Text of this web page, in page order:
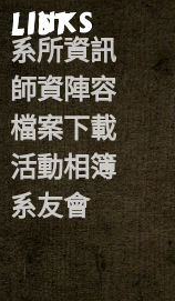
LINKS LIST
系所資訊
師資陣容
檔案下載
活動相簿
系友會